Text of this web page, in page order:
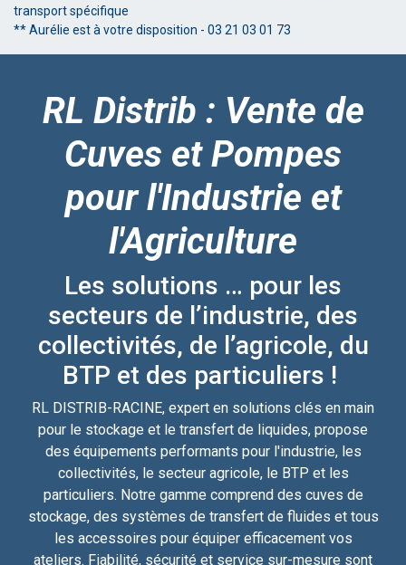
transport spécifique
** Aurélie est à votre disposition - 03 21 03 01 73
RL Distrib : Vente de
Cuves et Pompes
pour l'Industrie et
l'Agriculture
Les solutions … pour les
secteurs de l’industrie, des
collectivités, de l’agricole, du
BTP et des particuliers !
RL DISTRIB-RACINE, expert en solutions clés en main
pour le stockage et le transfert de liquides, propose
des équipements performants pour l'industrie, les
collectivités, le secteur agricole, le BTP et les
particuliers. Notre gamme comprend des cuves de
stockage, des systèmes de transfert de fluides et tous
les accessoires pour équiper efficacement vos
ateliers. Fiabilité, sécurité et service sur-mesure sont